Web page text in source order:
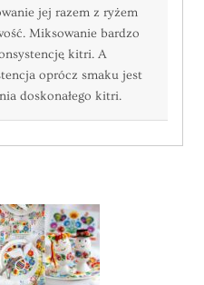
jej razem z ryżem
Miksowanie bardzo
kitri. A
oprócz smaku jest
doskonałego kitri.